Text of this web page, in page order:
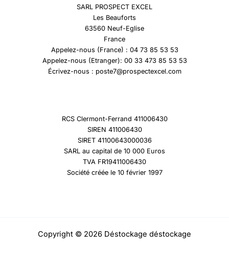
SARL PROSPECT EXCEL
Les Beauforts
63560 Neuf-Eglise
France
Appelez-nous (France) : 04 73 85 53 53
Appelez-nous (Etranger): 00 33 473 85 53 53
Écrivez-nous : poste7@prospectexcel.com
RCS Clermont-Ferrand 411006430
SIREN 411006430
SIRET 41100643000036
SARL au capital de 10 000 Euros
TVA FR19411006430
Société créée le 10 février 1997
Copyright © 2026 Déstockage déstockage